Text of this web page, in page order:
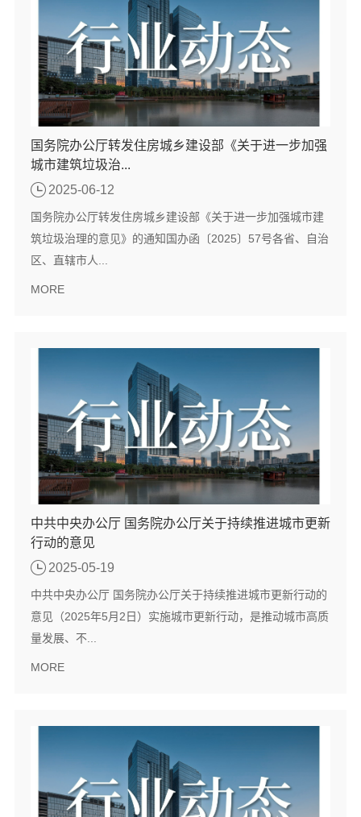
国务院办公厅转发住房城乡建设部《关于进一步加强
城市建筑垃圾治...
2025-06-12
国务院办公厅转发住房城乡建设部《关于进一步加强城市建
筑垃圾治理的意见》的通知国办函〔2025〕57号各省、自治
区、直辖市人...
MORE
中共中央办公厅 国务院办公厅关于持续推进城市更新
行动的意见
2025-05-19
中共中央办公厅 国务院办公厅关于持续推进城市更新行动的
意见（2025年5月2日）实施城市更新行动，是推动城市高质
量发展、不...
MORE